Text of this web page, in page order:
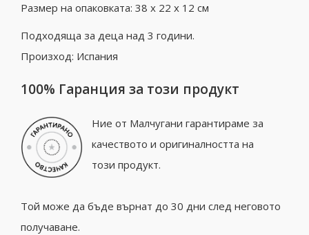
Размер на опаковката: 38 x 22 x 12 см
Подходяща за деца над 3 години.
Произход: Испания
100% Гаранция за този продукт
Ние от Малчугани гарантираме за
качеството и оригиналността на
този продукт.
Той може да бъде върнат до 30 дни след неговото
получаване.